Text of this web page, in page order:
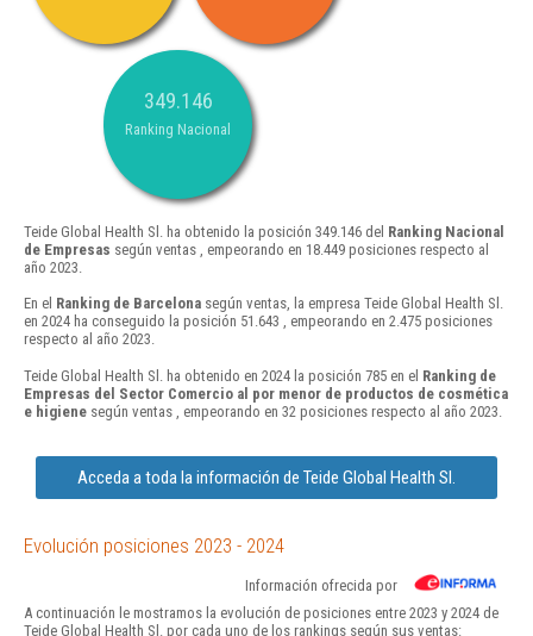
349.146
Ranking Nacional
Teide Global Health Sl. ha obtenido la posición 349.146 del Ranking Nacional
de Empresas según ventas , empeorando en 18.449 posiciones respecto al
año 2023.
En el Ranking de Barcelona según ventas, la empresa Teide Global Health Sl.
en 2024 ha conseguido la posición 51.643 , empeorando en 2.475 posiciones
respecto al año 2023.
Teide Global Health Sl. ha obtenido en 2024 la posición 785 en el Ranking de
Empresas del Sector Comercio al por menor de productos de cosmética
e higiene según ventas , empeorando en 32 posiciones respecto al año 2023.
Acceda a toda la información de Teide Global Health Sl.
Evolución posiciones 2023 - 2024
Información ofrecida por
A continuación le mostramos la evolución de posiciones entre 2023 y 2024 de
Teide Global Health Sl. por cada uno de los rankings según sus ventas: